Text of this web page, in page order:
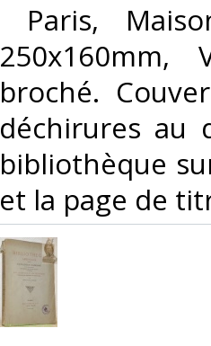
Paris,
250x160mm,
broché.
déchirures au
bibliothèque
et la page de